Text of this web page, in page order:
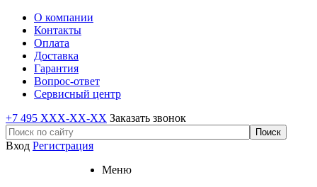
О компании
Контакты
Оплата
Доставка
Гарантия
Вопрос-ответ
Сервисный центр
+7 495 XXX-XX-XX Заказать звонок
Вход Регистрация
Меню